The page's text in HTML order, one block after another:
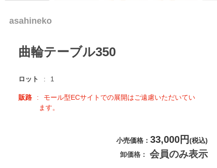
asahineko
曲輪テーブル350
ロット 1
販路
モール型ECサイトでの展開はご遠慮いただいてい
ます。
小売価格 33,000円(税込)
卸価格
会員のみ表示